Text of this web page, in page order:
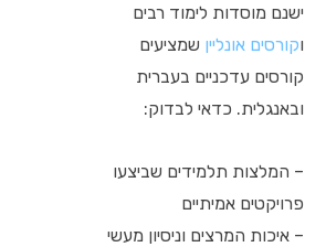
ישנם מוסדות לימוד רבים
וקורסים אונליין שמציעים
קורסים עדכניים בעברית
ובאנגלית. כדאי לבדוק:
– המלצות תלמידים שביצעו
פרויקטים אמיתיים
– איכות המרצים וניסיון מעשי